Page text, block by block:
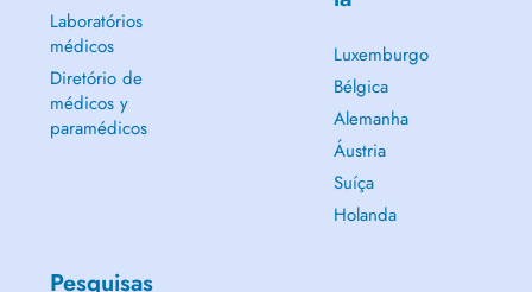
Laboratórios
médicos
Diretório de
médicos y
paramédicos
Luxemburgo
Bélgica
Alemanha
Áustria
Suíça
Holanda
Pesquisas